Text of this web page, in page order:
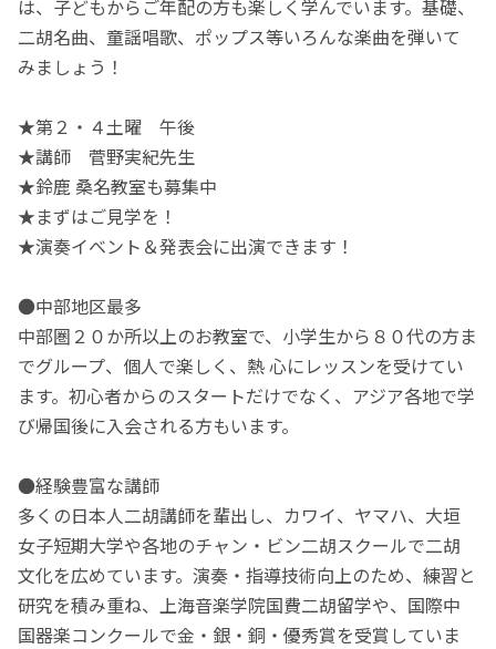
は、子どもからご年配の方も楽しく学んでいます。基礎、
二胡名曲、童謡唱歌、ポップス等いろんな楽曲を弾いて
みましょう！
★第２・４土曜 午後
★講師 菅野実紀先生
★鈴鹿 桑名教室も募集中
★まずはご見学を！
★演奏イベント＆発表会に出演できます！
●中部地区最多
中部圏２０か所以上のお教室で、小学生から８０代の方ま
でグループ、個人で楽しく、熱 心にレッスンを受けてい
ます。初心者からのスタートだけでなく、アジア各地で学
び帰国後に入会される方もいます。
●経験豊富な講師
多くの日本人二胡講師を輩出し、カワイ、ヤマハ、大垣
女子短期大学や各地のチャン・ビン二胡スクールで二胡
文化を広めています。演奏・指導技術向上のため、練習と
研究を積み重ね、上海音楽学院国費二胡留学や、国際中
国器楽コンクールで金・銀・銅・優秀賞を受賞していま